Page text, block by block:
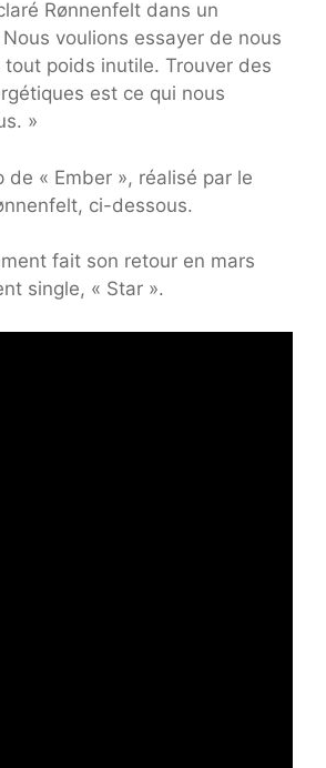
Rønnenfelt dans un
voulions essayer de nous
poids inutile. Trouver des
est ce qui nous
»
de « Ember », réalisé par le
ci-dessous.
fait son retour en mars
single, « Star ».